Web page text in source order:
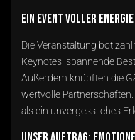
Ein Event voller Energie
Die Veranstaltung bot
Keynotes, spannende
Außerdem knüpften die
wertvolle
als ein unvergessliches